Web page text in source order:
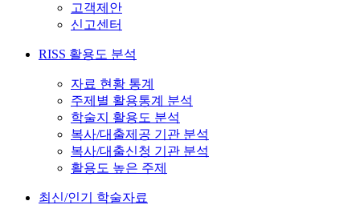
고객제안
신고센터
RISS 활용도 분석
자료 현황 통계
주제별 활용통계 분석
학술지 활용도 분석
복사/대출제공 기관 분석
복사/대출신청 기관 분석
활용도 높은 주제
최신/인기 학술자료